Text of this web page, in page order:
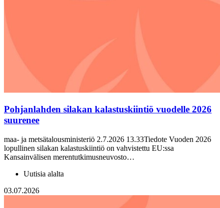
Pohjanlahden silakan kalastuskiintiö vuodelle 2026
suurenee
maa- ja metsätalousministeriö 2.7.2026 13.33Tiedote Vuoden 2026
lopullinen silakan kalastuskiintiö on vahvistettu EU:ssa
Kansainvälisen merentutkimusneuvosto…
Uutisia alalta
03.07.2026